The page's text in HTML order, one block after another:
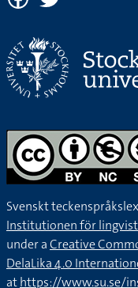
Svenskt
Institutionen för
under aCreative
DelaLika 4.0
athttps://www.su.se/